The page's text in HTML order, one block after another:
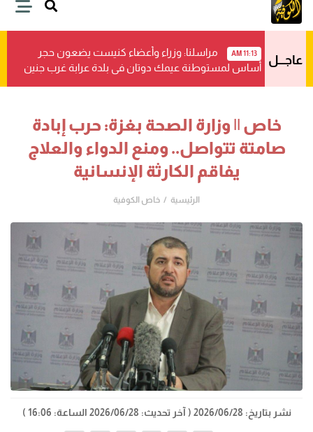
عاجـــل 11:13 AM
مراسلنا: وزراء وأعضاء كنيست يضعون حجر
أساس لمستوطنة عيمك دوتان في بلدة عرابة غرب جنين
خاص || وزارة الصحة بغزة: حرب إبادة
صامتة تتواصل.. ومنع الدواء والعلاج
يفاقم الكارثة الإنسانية
الرئيسية خاص الكوفية
نشر بتاريخ: 2026/06/28 ( آخر تحديث: 2026/06/28 الساعة: 16:06 )